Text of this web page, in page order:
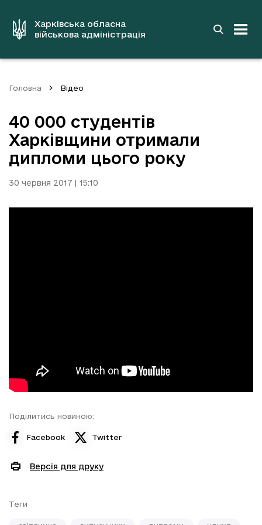
вмістуХарківська обласна
військова адміністрація
Головна Відео
40 000 студентів
Харківщини отримали
дипломи цього року
30 червня 2017 | 15:10
Поділитись новиною:
Facebook Twitter
Версія для друку
Теги